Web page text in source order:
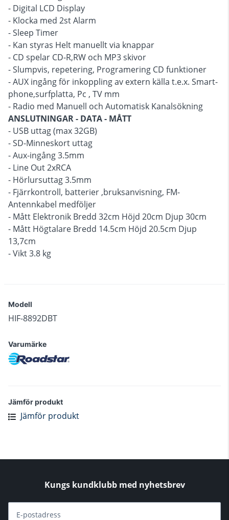
- Digital LCD Display
- Klocka med 2st Alarm
- Sleep Timer
- Kan styras Helt manuellt via knappar
- CD spelar CD-R,RW och MP3 skivor
- Slumpvis, repetering, Programering CD funktioner
- AUX ingång för inkoppling av extern källa t.e.x. Smart-
phone,surfplatta, Pc , TV mm
- Radio med Manuell och Automatisk Kanalsökning
ANSLUTNINGAR - DATA - MÅTT
- USB uttag (max 32GB)
- SD-Minneskort uttag
- Aux-ingång 3.5mm
- Line Out 2xRCA
- Hörlursuttag 3.5mm
- Fjärrkontroll, batterier ,bruksanvisning, FM-
Antennkabel medföljer
- Mått Elektronik Bredd 32cm Höjd 20cm Djup 30cm
- Mått Högtalare Bredd 14.5cm Höjd 20.5cm Djup
13,7cm
- Vikt 3.8 kg
Modell
HIF-8892DBT
Varumärke
Jämför produkt
Jämför produkt
Kungs kundklubb med nyhetsbrev
E-postadress